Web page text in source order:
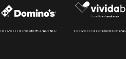
OFFIZIELLER PREMIUM-PARTNER OFFIZIELLER